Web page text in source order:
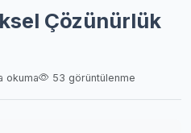
Çözünürlük
okuma 53 görüntülenme